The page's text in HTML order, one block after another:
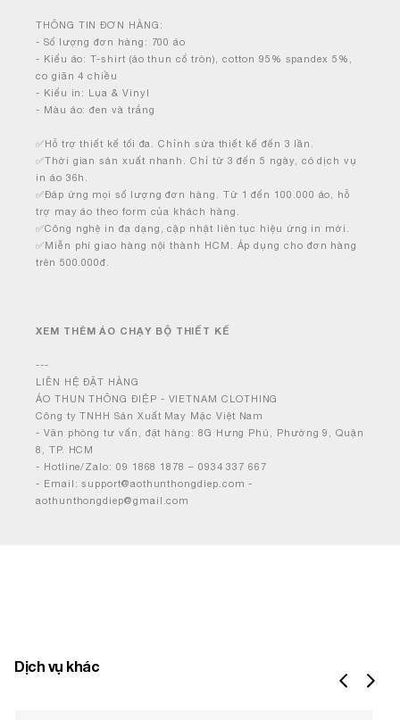
THÔNG TIN ĐƠN HÀNG:
- Số lượng đơn hàng: 700 áo
- Kiểu áo: T-shirt (áo thun cổ tròn), cotton 95% spandex 5%,
co giãn 4 chiều
- Kiểu in: Lụa & Vinyl
- Màu áo: đen và trắng
✅Hỗ trợ thiết kế tối đa. Chỉnh sửa thiết kế đến 3 lần.
✅Thời gian sản xuất nhanh. Chỉ từ 3 đến 5 ngày, có dịch vụ
in áo 36h.
✅Đáp ứng mọi số lượng đơn hàng. Từ 1 đến 100.000 áo, hỗ
trợ may áo theo form của khách hàng.
✅Công nghệ in đa dạng, cập nhật liên tục hiệu ứng in mới.
✅Miễn phí giao hàng nội thành HCM. Áp dụng cho đơn hàng
trên 500.000đ.
XEM THÊM ÁO CHẠY BỘ THIẾT KẾ
---
LIÊN HỆ ĐẶT HÀNG
ÁO THUN THÔNG ĐIỆP - VIETNAM CLOTHING
Công ty TNHH Sản Xuất May Mặc Việt Nam
- Văn phòng tư vấn, đặt hàng: 8G Hưng Phú, Phường 9, Quận
8, TP. HCM
- Hotline/Zalo: 09 1868 1878 – 0934 337 667
- Email: support@aothunthongdiep.com -
aothunthongdiep@gmail.com
Dịch vụ khác